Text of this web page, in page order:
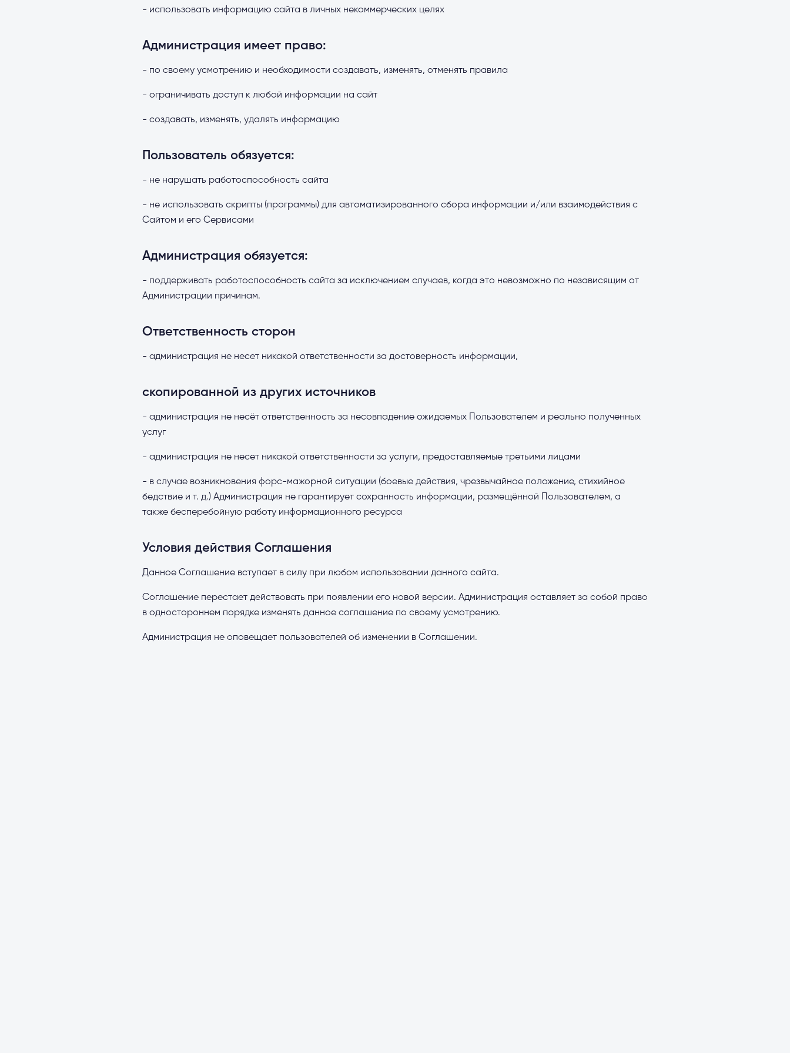
- использовать информацию сайта в личных некоммерческих целях
Администрация имеет право:
- по своему усмотрению и необходимости создавать, изменять, отменять правила
- ограничивать доступ к любой информации на сайт
- создавать, изменять, удалять информацию
Пользователь обязуется:
- не нарушать работоспособность сайта
- не использовать скрипты (программы) для автоматизированного сбора информации и/или взаимодействия с
Сайтом и его Сервисами
Администрация обязуется:
- поддерживать работоспособность сайта за исключением случаев, когда это невозможно по независящим от
Администрации причинам.
Ответственность сторон
- администрация не несет никакой ответственности за достоверность информации,
скопированной из других источников
- администрация не несёт ответственность за несовпадение ожидаемых Пользователем и реально полученных
услуг
- администрация не несет никакой ответственности за услуги, предоставляемые третьими лицами
- в случае возникновения форс-мажорной ситуации (боевые действия, чрезвычайное положение, стихийное
бедствие и т. д.) Администрация не гарантирует сохранность информации, размещённой Пользователем, а
также бесперебойную работу информационного ресурса
Условия действия Соглашения
Данное Соглашение вступает в силу при любом использовании данного сайта.
Соглашение перестает действовать при появлении его новой версии. Администрация оставляет за собой право
в одностороннем порядке изменять данное соглашение по своему усмотрению.
Администрация не оповещает пользователей об изменении в Соглашении.